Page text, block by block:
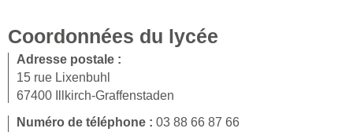
Coordonnées du lycée
Adresse postale :
15 rue Lixenbuhl
67400 Illkirch-Graffenstaden
Numéro de téléphone : 03 88 66 87 66